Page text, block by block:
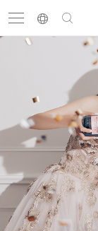
求婚鑽戒
最新消息